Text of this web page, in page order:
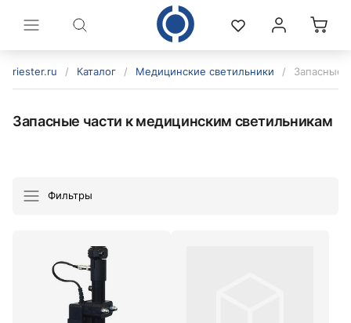
riester.ru / Каталог / Медицинские светильники / Запасные
Запасные части к медицинским светильникам
Фильтры
политикой конфиденциальности